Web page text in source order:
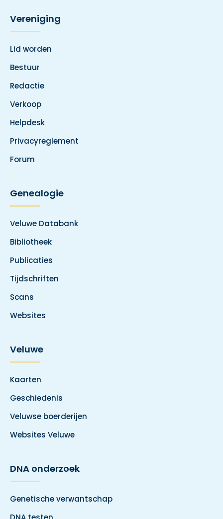
Vereniging
Lid worden
Bestuur
Redactie
Verkoop
Helpdesk
Privacyreglement
Forum
Genealogie
Veluwe Databank
Bibliotheek
Publicaties
Tijdschriften
Scans
Websites
Veluwe
Kaarten
Geschiedenis
Veluwse boerderijen
Websites Veluwe
DNA onderzoek
Genetische verwantschap